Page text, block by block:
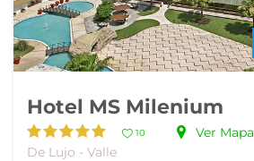
Hotel MS Milenium
10
Ver Mapa
De Lujo - Valle